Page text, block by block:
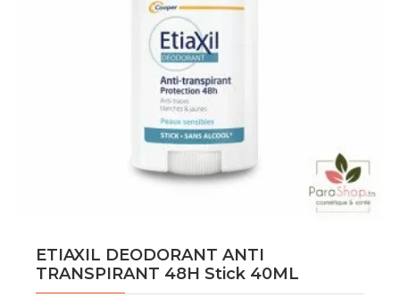
ETIAXIL DEODORANT ANTI
TRANSPIRANT 48H Stick 40ML